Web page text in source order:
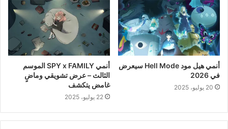
أنمي هيل مود Hell Mode سيعرض
في 2026
20 يوليو، 2025
أنمي SPY x FAMILY الموسم
الثالث – عرض تشويقي وماضٍ
غامض يتكشف
22 يوليو، 2025